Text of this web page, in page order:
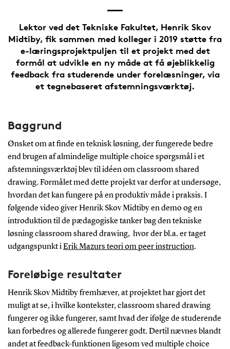
Lektor ved det Tekniske Fakultet, Henrik Skov
Midtiby, fik sammen med kolleger i 2019 støtte fra
e-læringsprojektpuljen til et projekt med det
formål at udvikle en ny måde at få øjeblikkelig
feedback fra studerende under forelæsninger, via
et tegnebaseret afstemningsværktøj.
Baggrund
Ønsket om at finde en teknisk løsning, der fungerede bedre
end brugen af almindelige multiple choice spørgsmål i et
afstemningsværktøj blev til idéen om classroom shared
drawing. Formålet med dette projekt var derfor at undersøge,
hvordan det kan fungere på en produktiv måde i praksis. I
følgende video giver Henrik Skov Midtiby en demo og en
introduktion til de pædagogiske tanker bag den tekniske
løsning classroom shared drawing, hvor der bl.a. er taget
udgangspunkt iErik Mazurs teori om peer instruction.
Foreløbige resultater
Henrik Skov Midtiby fremhæver, at projektet har gjort det
muligt at se, i hvilke kontekster, classroom shared drawing
fungerer og ikke fungerer, samt hvad der ifølge de studerende
kan forbedres og allerede fungerer godt. Dertil nævnes blandt
andet at feedback-funktionen ligesom ved multiple choice